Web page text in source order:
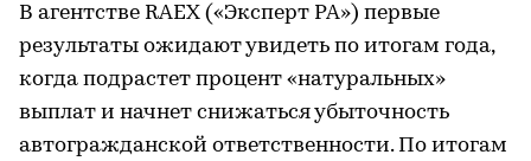
В агентстве RAEX («Эксперт РА») первые
результаты ожидают увидеть по итогам года,
когда подрастет процент «натуральных»
выплат и начнет снижаться убыточность
автогражданской ответственности. По итогам